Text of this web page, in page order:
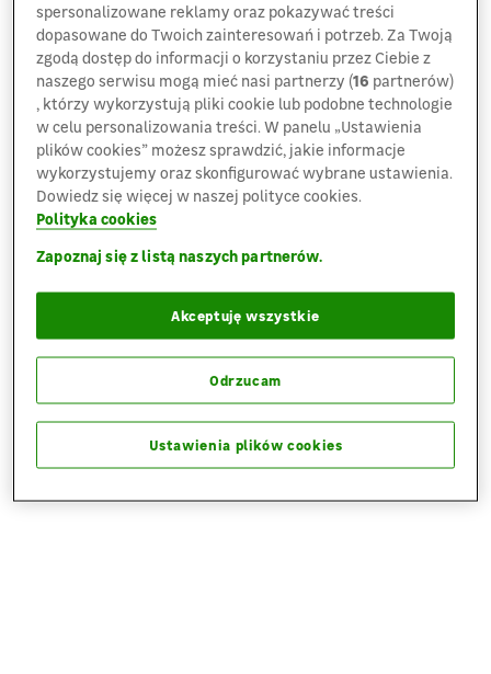
spersonalizowane reklamy oraz pokazywać treści
dopasowane do Twoich zainteresowań i potrzeb. Za Twoją
zgodą dostęp do informacji o korzystaniu przez Ciebie z
naszego serwisu mogą mieć nasi partnerzy (16 partnerów)
, którzy wykorzystują pliki cookie lub podobne technologie
w celu personalizowania treści. W panelu „Ustawienia
plików cookies” możesz sprawdzić, jakie informacje
wykorzystujemy oraz skonfigurować wybrane ustawienia.
Dowiedz się więcej w naszej polityce cookies.
Polityka cookies
Zapoznaj się z listą naszych partnerów.
Ustawienia plików cookies
Odrzucam
Akceptuję wszystkie